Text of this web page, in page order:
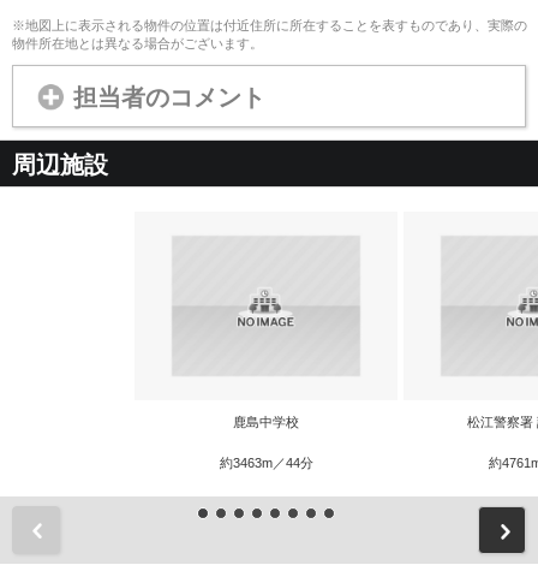
※地図上に表示される物件の位置は付近住所に所在することを表すものであり、実際の
物件所在地とは異なる場合がございます。
担当者のコメント
周辺施設
鹿島中学校
約3463m／44分
松江警察署
約